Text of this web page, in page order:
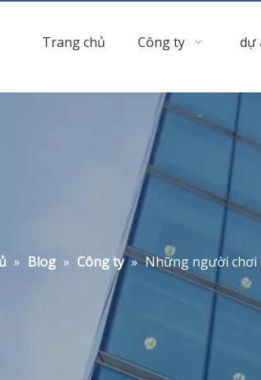
Trang chủ Công ty dự
» Blog » Công ty » Những người chơi